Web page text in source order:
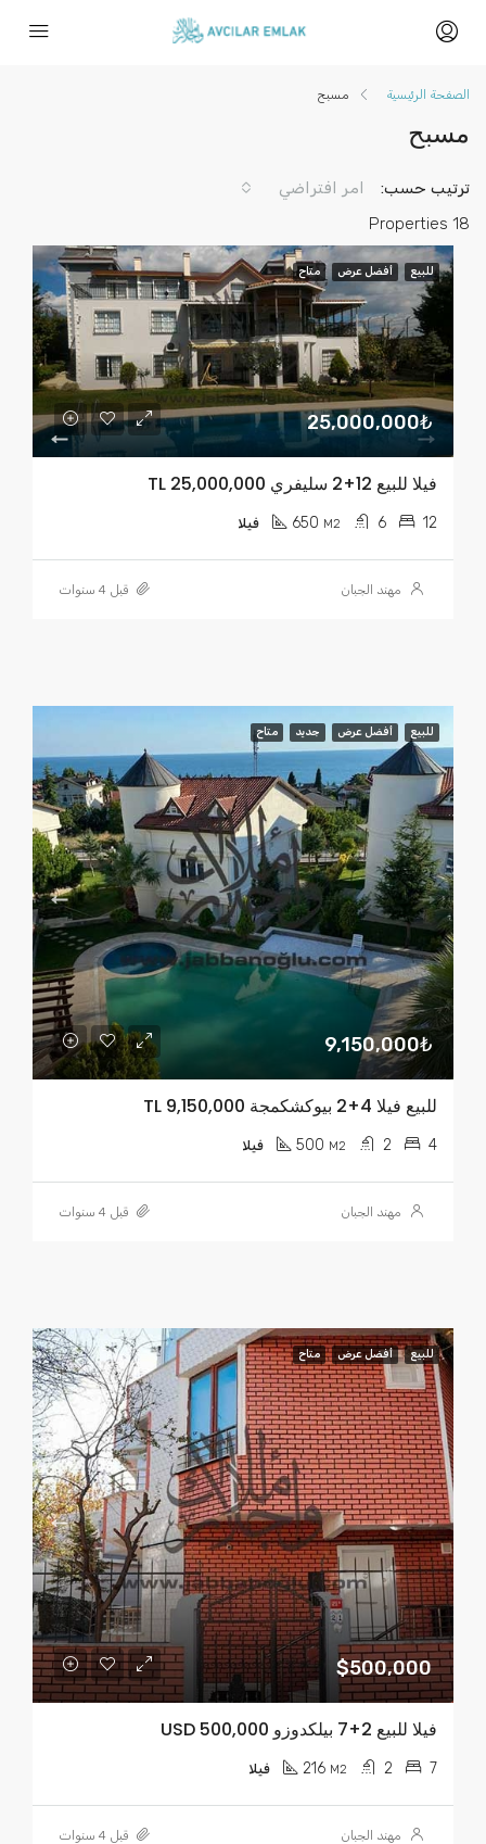
الصفحة الرئيسية مسبح
مسبح
18 Properties
ترتيب حسب: امر افتراضي
للبيع أفضل عرض متاح
25,000,000₺
فيلا للبيع 12+2 سليفري TL 25,000,000
12
6
650 M2 فيلا
مهند الجبان قبل 4 سنوات
للبيع أفضل عرض جديد متاح
9,150,000₺
للبيع فيلا 4+2 بيوكشكمجة TL 9,150,000
4
2
500 M2 فيلا
مهند الجبان قبل 4 سنوات
للبيع أفضل عرض متاح
$500,000
فيلا للبيع 2+7 بيلكدوزو USD 500,000
7
2
216 M2 فيلا
مهند الجبان قبل 4 سنوات